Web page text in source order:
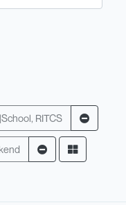
RITCS